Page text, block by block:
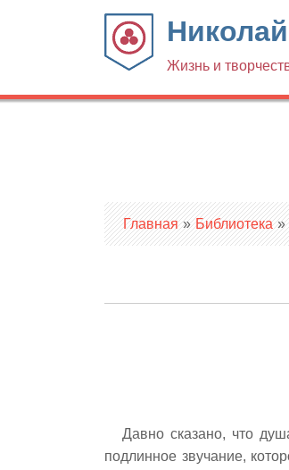
Жизнь и
Вы здесь
Главная » Библиотека »
Давно сказано, что
подлинное звучание,